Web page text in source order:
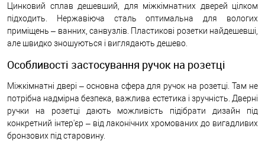
Цинковий сплав дешевший, для міжкімнатних дверей цілком
підходить. Нержавіюча сталь оптимальна для вологих
приміщень – ванних, санвузлів. Пластикові розетки найдешевші,
але швидко зношуються і виглядають дешево.
Особливості застосування ручок на розетці
Міжкімнатні двері – основна сфера для ручок на розетці. Там не
потрібна надмірна безпека, важлива естетика і зручність. Дверні
ручки на розетці дають можливість підібрати дизайн під
конкретний інтер'єр – від лаконічних хромованих до вигадливих
бронзових під старовину.